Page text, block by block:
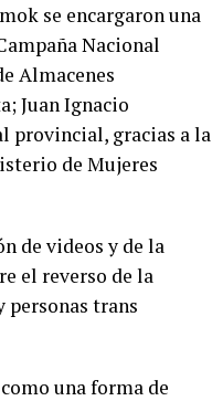
se encargaron una
Nacional
Almacenes
Juan Ignacio
provincial, gracias a la
de Mujeres
de videos y de la
el reverso de la
personas trans
una forma de